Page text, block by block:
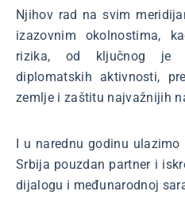
Njihov rad na svim
izazovnim okolnostima,
rizika, od ključnog je
diplomatskih aktivnosti,
zemlje i zaštitu najvažnijih
I u narednu godinu
Srbija pouzdan partner i
dijalogu i međunarodnoj